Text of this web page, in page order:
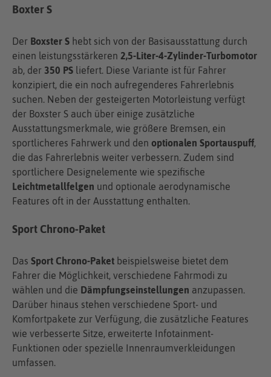
Boxter S
Der Boxster S hebt sich von der Basisausstattung durch
einen leistungsstärkeren 2,5-Liter-4-Zylinder-Turbomotor
ab, der 350 PS liefert. Diese Variante ist für Fahrer
konzipiert, die ein noch aufregenderes Fahrerlebnis
suchen. Neben der gesteigerten Motorleistung verfügt
der Boxster S auch über einige zusätzliche
Ausstattungsmerkmale, wie größere Bremsen, ein
sportlicheres Fahrwerk und den optionalen Sportauspuff,
die das Fahrerlebnis weiter verbessern. Zudem sind
sportlichere Designelemente wie spezifische
Leichtmetallfelgen und optionale aerodynamische
Features oft in der Ausstattung enthalten.
Sport Chrono-Paket
Das Sport Chrono-Paket beispielsweise bietet dem
Fahrer die Möglichkeit, verschiedene Fahrmodi zu
wählen und die Dämpfungseinstellungen anzupassen.
Darüber hinaus stehen verschiedene Sport- und
Komfortpakete zur Verfügung, die zusätzliche Features
wie verbesserte Sitze, erweiterte Infotainment-
Funktionen oder spezielle Innenraumverkleidungen
umfassen.